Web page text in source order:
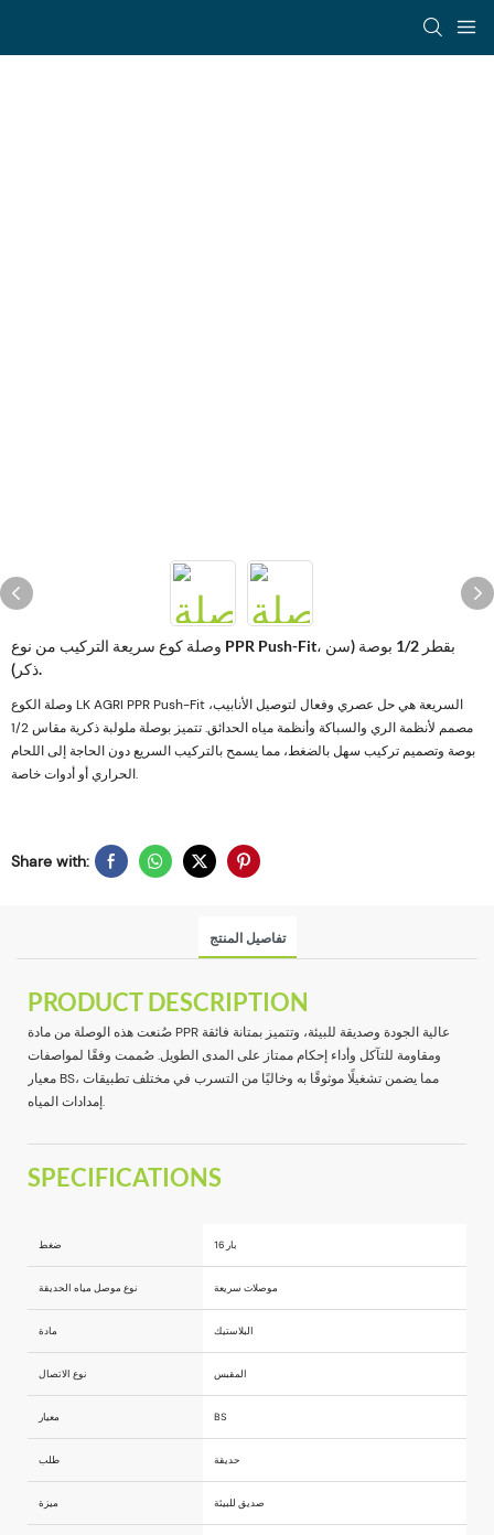
وصلة كوع سريعة التركيب من نوع PPR Push-Fit، بقطر 1/2 بوصة (سن
ذكر).
وصلة الكوع LK AGRI PPR Push-Fit السريعة هي حل عصري وفعال لتوصيل الأنابيب،
مصمم لأنظمة الري والسباكة وأنظمة مياه الحدائق. تتميز بوصلة ملولبة ذكرية مقاس 1/2
بوصة وتصميم تركيب سهل بالضغط، مما يسمح بالتركيب السريع دون الحاجة إلى اللحام
الحراري أو أدوات خاصة.
Share with:
تفاصيل المنتج
PRODUCT DESCRIPTION
صُنعت هذه الوصلة من مادة PPR عالية الجودة وصديقة للبيئة، وتتميز بمتانة فائقة
ومقاومة للتآكل وأداء إحكام ممتاز على المدى الطويل. صُممت وفقًا لمواصفات
معيار BS، مما يضمن تشغيلًا موثوقًا به وخاليًا من التسرب في مختلف تطبيقات
إمدادات المياه.
SPECIFICATIONS
ضغط 16 بار
نوع موصل مياه الحديقة موصلات سريعة
مادة البلاستيك
نوع الاتصال المقبس
معيار BS
طلب حديقة
ميزة صديق للبيئة